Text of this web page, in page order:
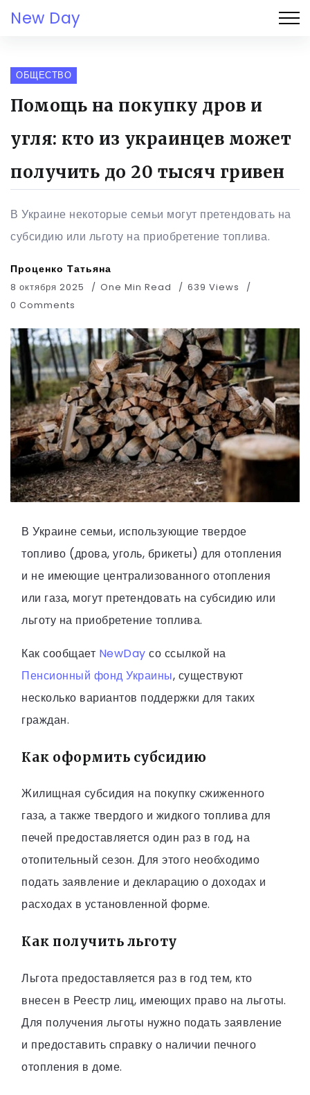
New Day
ОБЩЕСТВО
Помощь на покупку дров и
угля: кто из украинцев может
получить до 20 тысяч гривен
В Украине некоторые семьи могут претендовать на
субсидию или льготу на приобретение топлива.
Проценко Татьяна
8 октября 2025 One Min Read
639 Views
0 Comments
В Украине семьи, использующие твердое
топливо (дрова, уголь, брикеты) для отопления
и не имеющие централизованного отопления
или газа, могут претендовать на субсидию или
льготу на приобретение топлива.
Как сообщает NewDay со ссылкой на
Пенсионный фонд Украины, существуют
несколько вариантов поддержки для таких
граждан.
Как оформить субсидию
Жилищная субсидия на покупку сжиженного
газа, а также твердого и жидкого топлива для
печей предоставляется один раз в год, на
отопительный сезон. Для этого необходимо
подать заявление и декларацию о доходах и
расходах в установленной форме.
Как получить льготу
Льгота предоставляется раз в год тем, кто
внесен в Реестр лиц, имеющих право на льготы.
Для получения льготы нужно подать заявление
и предоставить справку о наличии печного
отопления в доме.